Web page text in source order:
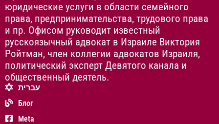
юридические услуги в области семейного
права, предпринимательства, трудового права
и пр. Офисом руководит известный
русскоязычный адвокат в Израиле Виктория
Ройтман, член коллегии адвокатов Израиля,
политический эксперт Девятого канала и
общественный деятель.
עברית
Блог
Meta